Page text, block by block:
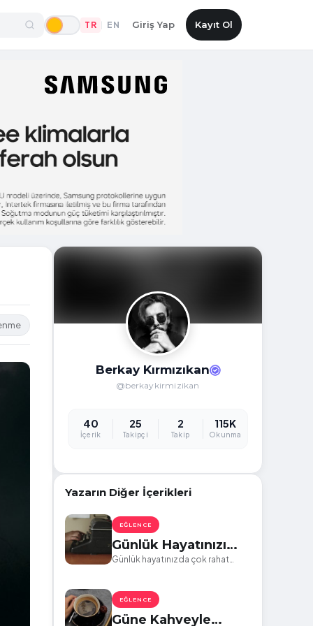
TR EN Giriş Yap Kayıt Ol
Berkay Kırmızıkan
@berkaykirmizikan
40
İçerik
25
Takipçi
2
Takip
115K
Okunma
Yazarın Diğer İçerikleri
EĞLENCE
Günlük Hayatınızı
Eğlenceli Hale
Önerisi
Günlük hayatınızda çok rahat
asla anlamayacağız birkaç hobi
türü ile karşınızdayım
EĞLENCE
Güne Kahveyle